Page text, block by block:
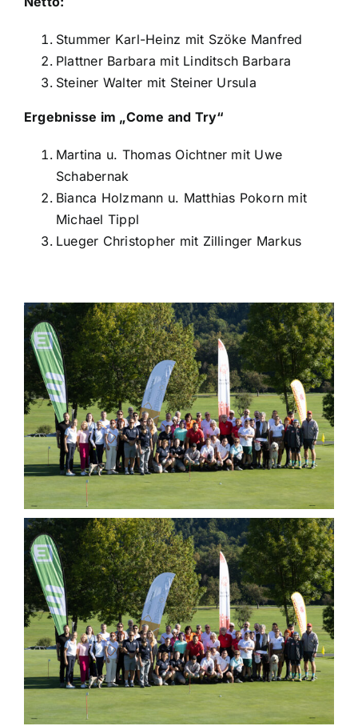
Stummer Karl-Heinz mit Szöke Manfred
Plattner Barbara mit Linditsch Barbara
Steiner Walter mit Steiner Ursula
Ergebnisse im „Come and Try“
Martina u. Thomas Oichtner mit Uwe
Schabernak
Bianca Holzmann u. Matthias Pokorn mit
Michael Tippl
Lueger Christopher mit Zillinger Markus